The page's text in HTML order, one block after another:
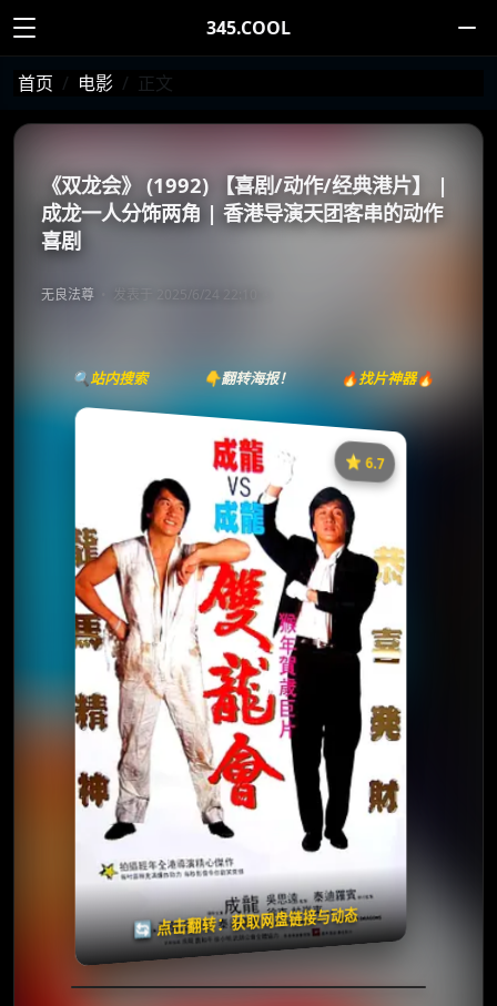
345.COOL
首页 电影 正文
《双龙会》 (1992) 【喜剧/动作/经典港片】 |
成龙一人分饰两角 | 香港导演天团客串的动作
喜剧
无良法尊 发表于 2025/6/24 22:10
🔍站内搜索 👇翻转海报！ 🔥找片神器🔥
⭐️ 6.7
🔄 点击翻转：获取网盘链接与动态
《双龙会》
⭐
⭐️ 评分：6.7 | 🎬 1992年
夸克网盘
失效请反馈
🧧️
天天领红包